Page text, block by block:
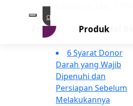
Produk Digital
CMS
Produk
Edukasi Menarik
6 Syarat Donor
Darah yang Wajib
Dipenuhi dan
Persiapan Sebelum
Melakukannya